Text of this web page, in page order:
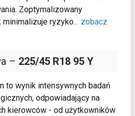
Zoptymalizowany
ryzyko... zobacz
– 225/45 R18 95 Y
to wynik intensywnych badań
odpowiadający na
kierowców - od użytkowników